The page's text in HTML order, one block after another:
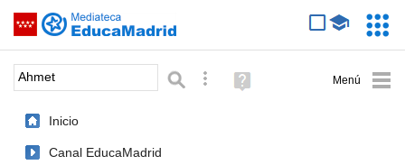
Saltar navegación
Palabra o frase: Búsqueda avanzada
Ayuda
(en
Inicio
Canal EducaMadrid